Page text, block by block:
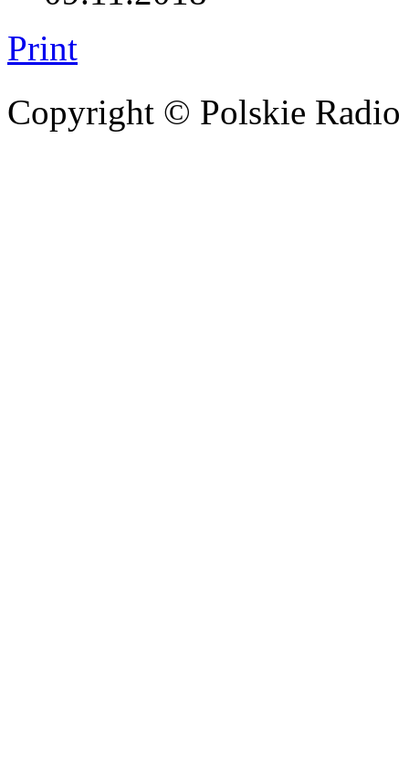
Print
Copyright © Polskie Radio